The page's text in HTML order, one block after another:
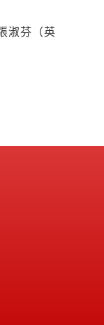
淑芬（英